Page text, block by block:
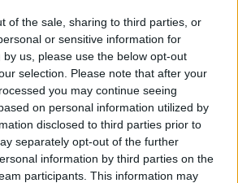
of the sale, sharing to third parties, or
or sensitive information for
us, please use the below opt-out
selection. Please note that after your
you may continue seeing
on personal information utilized by
disclosed to third parties prior to
separately opt-out of the further
information by third parties on the
participants. This information may
maradni, ha kellett
nyilatkozataival, a
legendákat maga is
az ünnepelt író,
forgatókönyvíró és
János volt, aki ontotta a
temperamentumos,
női szerepeket.